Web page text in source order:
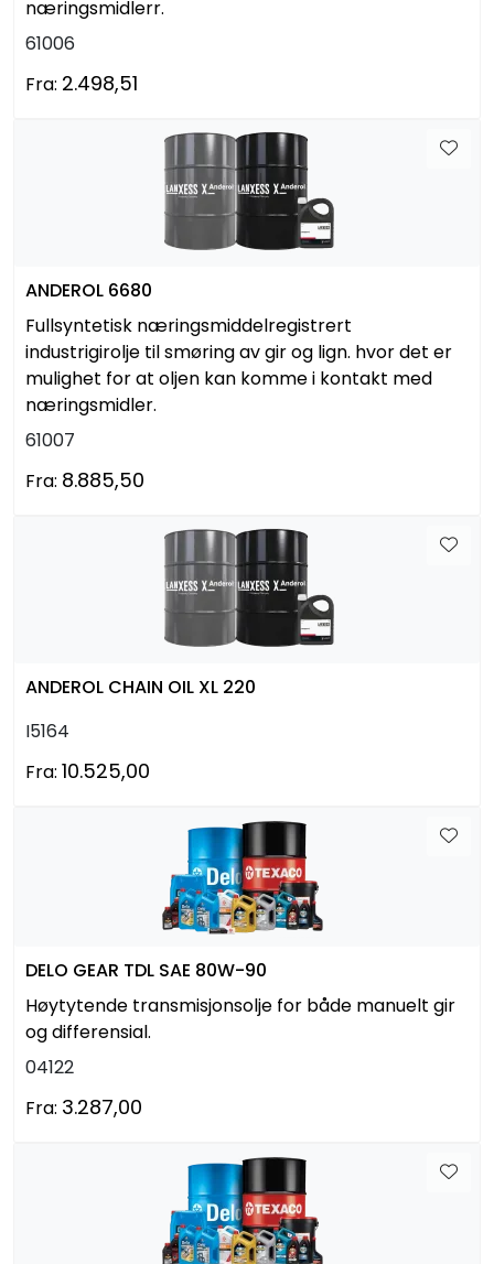
næringsmidlerr.
61006
Fra: 2.498,51
ANDEROL 6680
Fullsyntetisk næringsmiddelregistrert
industrigirolje til smøring av gir og lign. hvor det er
mulighet for at oljen kan komme i kontakt med
næringsmidler.
61007
Fra: 8.885,50
ANDEROL CHAIN OIL XL 220
I5164
Fra: 10.525,00
DELO GEAR TDL SAE 80W-90
Høytytende transmisjonsolje for både manuelt gir
og differensial.
04122
Fra: 3.287,00